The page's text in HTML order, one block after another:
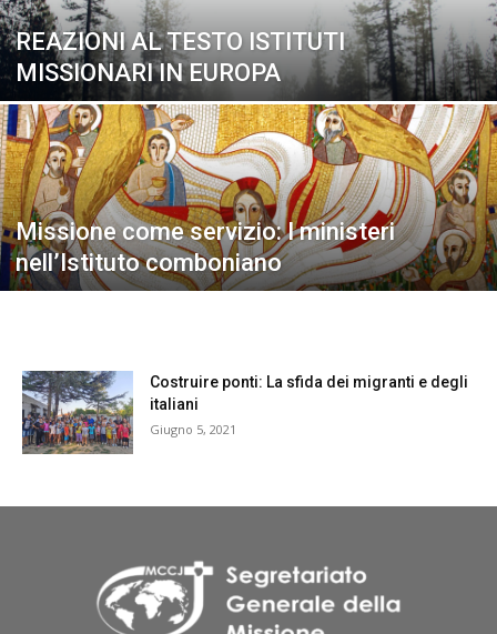
REAZIONI AL TESTO ISTITUTI
MISSIONARI IN EUROPA
Missione come servizio: I ministeri
nell’Istituto comboniano
Costruire ponti: La sfida dei migranti e degli
italiani
Giugno 5, 2021